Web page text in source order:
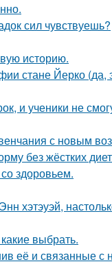
сил чувствуешь?
историю.
стане Йерко (да,
и ученики не
с новым
без жёстких
здоровьем.
хэтэуэй,
выбрать.
её и связанные с